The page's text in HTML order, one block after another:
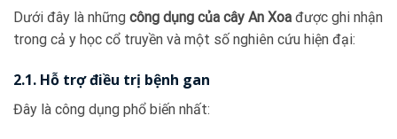
Dưới đây là những công dụng của cây An Xoa được ghi nhận
trong cả y học cổ truyền và một số nghiên cứu hiện đại:
2.1. Hỗ trợ điều trị bệnh gan
Đây là công dụng phổ biến nhất: